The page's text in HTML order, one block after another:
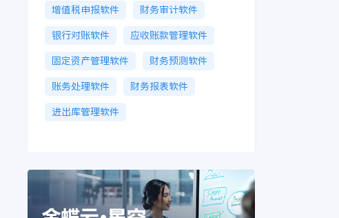
增值税申报软件
财务审计软件
银行对账软件
应收账款管理软件
固定资产管理软件
财务预测软件
账务处理软件
财务报表软件
进出库管理软件